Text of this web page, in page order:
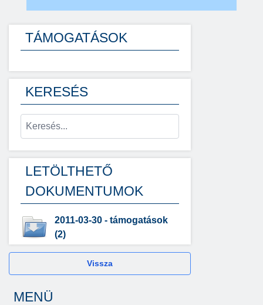
TÁMOGATÁSOK
KERESÉS
LETÖLTHETŐ
DOKUMENTUMOK
2011-03-30 - támogatások
(2)
Vissza
MENÜ